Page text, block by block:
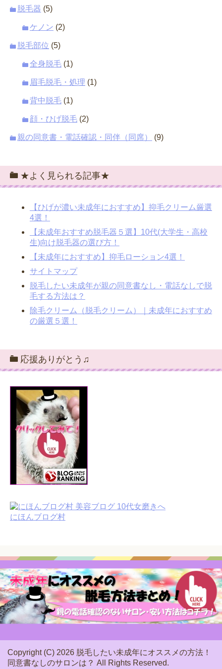
脱毛器 (5)
ケノン (2)
脱毛部位 (5)
全身脱毛 (1)
眉毛脱毛・処理 (1)
背中脱毛 (1)
顔・ひげ脱毛 (2)
親の同意書・電話確認・同伴（同席） (9)
★よく見られる記事★
【ひげが濃い未成年におすすめ】抑毛クリーム厳選
4選！
【未成年おすすめ脱毛器５選】10代(大学生・高校
生)向け脱毛器の選び方！
【未成年におすすめ】抑毛ローション4選！
サイトマップ
脱毛したい未成年が親の同意書なし・電話なしで脱
毛する方法は？
除毛クリーム（脱毛クリーム）｜未成年におすすめ
の厳選５選！
応援ありがとう♫
にほんブログ村
Copyright (C) 2026 脱毛したい未成年にオススメの方法！
同意書なしのサロンは？ All Rights Reserved.